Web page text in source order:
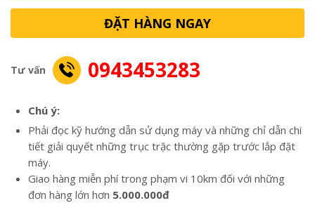
ĐẶT HÀNG NGAY
Tư vấn 0943453283
Chú ý:
Phải đọc kỹ hướng dẫn sử dụng máy và những chỉ dẫn chi
tiết giải quyết những trục trặc thường gặp trước lắp đặt
máy.
Giao hàng miễn phí trong phạm vi 10km đối với những
đơn hàng lớn hơn 5.000.000đ